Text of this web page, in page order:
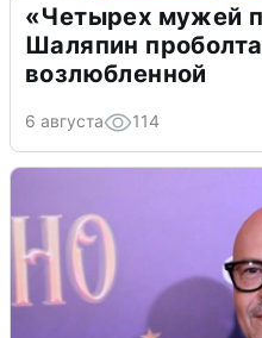
«Четырех мужей
Шаляпин
возлюбленной
6 августа 114